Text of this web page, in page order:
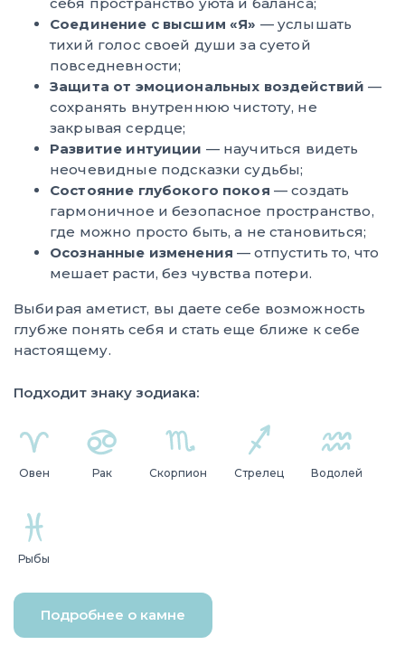
Соединение с высшим «Я» — услышать
тихий голос своей души за суетой
повседневности;
Защита от эмоциональных воздействий —
сохранять внутреннюю чистоту, не
закрывая сердце;
Развитие интуиции — научиться видеть
неочевидные подсказки судьбы;
Состояние глубокого покоя — создать
гармоничное и безопасное пространство,
где можно просто быть, а не становиться;
Осознанные изменения — отпустить то, что
мешает расти, без чувства потери.
Выбирая аметист, вы даете себе возможность
глубже понять себя и стать еще ближе к себе
настоящему.
Подходит знаку зодиака:
Овен Рак Скорпион Стрелец Водолей
Рыбы
Подробнее о камне